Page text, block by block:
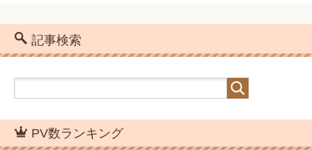
記事検索
PV数ランキング